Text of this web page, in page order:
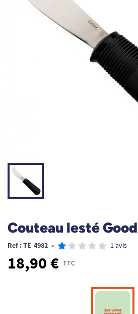
Couteau lesté
Ref : TE-4982 • 1 avis
18,90 € TTC